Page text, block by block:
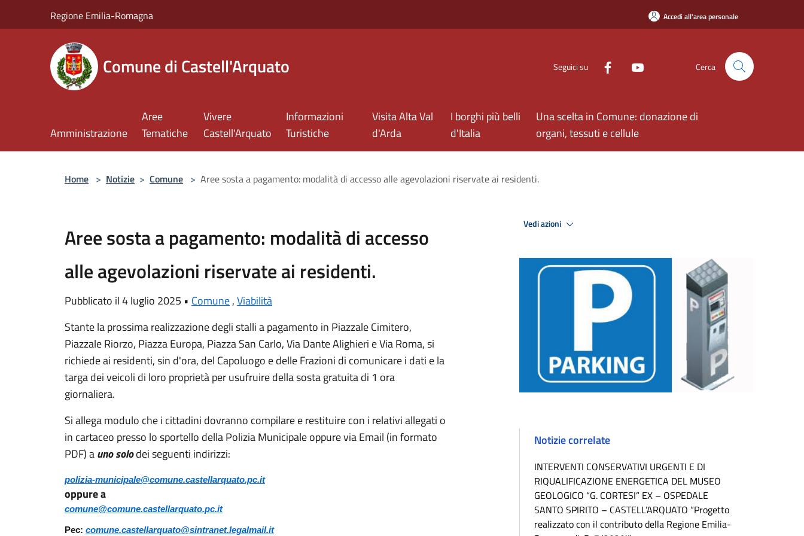
Regione Emilia-Romagna Accedi all'area personale
Comune di Castell'Arquato Seguici su Cerca
Amministrazione
Aree
Tematiche
Vivere
Castell'Arquato
Informazioni
Turistiche
Visita Alta Val
d'Arda
I borghi più belli
d'Italia
Una scelta in Comune: donazione di
organi, tessuti e cellule
Home > Notizie > Comune > Aree sosta a pagamento: modalità di accesso alle agevolazioni riservate ai residenti.
Aree sosta a pagamento: modalità di accesso
alle agevolazioni riservate ai residenti.
Pubblicato il 4 luglio 2025 • Comune,Viabilità
Stante la prossima realizzazione degli stalli a pagamento in Piazzale Cimitero,
Piazzale Riorzo, Piazza Europa, Piazza San Carlo, Via Dante Alighieri e Via Roma, si
richiede ai residenti, sin d'ora, del Capoluogo e delle Frazioni di comunicare i dati e la
targa dei veicoli di loro proprietà per usufruire della sosta gratuita di 1 ora
giornaliera.
Si allega modulo che i cittadini dovranno compilare e restituire con i relativi allegati o
in cartaceo presso lo sportello della Polizia Municipale oppure via Email (in formato
PDF) auno solodei seguenti indirizzi:
polizia-municipale@comune.castellarquato.pc.it
oppure a
comune@comune.castellarquato.pc.it
Pec: comune.castellarquato@sintranet.legalmail.it
Vedi azioni
Notizie correlate
INTERVENTI CONSERVATIVI URGENTI E DI
RIQUALIFICAZIONE ENERGETICA DEL MUSEO
GEOLOGICO “G. CORTESI” EX – OSPEDALE
SANTO SPIRITO – CASTELL’ARQUATO “Progetto
realizzato con il contributo della Regione Emilia-